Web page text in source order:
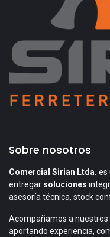
Sobre nosotros
Comercial Sirian Ltda. es
entregar soluciones
asesoría técnica, stock
Acompañamos a nuestros
aportando experiencia,